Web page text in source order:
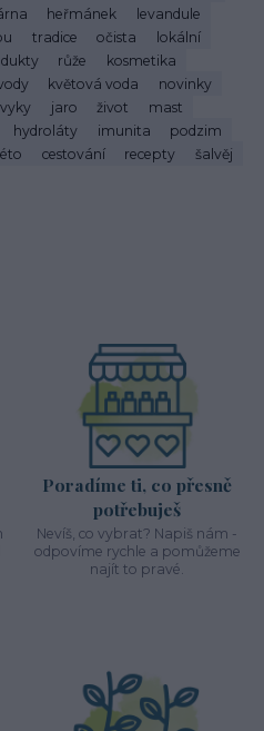
heřmánek
levandule
tradice očista
lokální
růže
kosmetika
květová voda
novinky
jaro život
mast
hydroláty imunita
podzim
cestování recepty
šalvěj
Poradíme ti, co přesně
potřebuješ
Nevíš, co vybrat? Napiš nám -
odpovíme rychle a pomůžeme
najít to pravé.